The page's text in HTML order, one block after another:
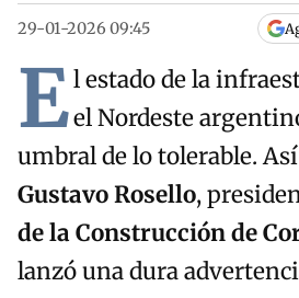
29-01-2026 09:45
El estado de la
el Nordeste
umbral de lo tolerable.
Gustavo Rosello,
de la Construcción de
lanzó una dura